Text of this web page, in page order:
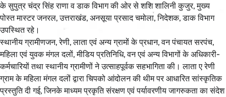
के सुपुत्र चंद्र सिंह राणा व डाक विभाग की ओर से शशि शालिनी कुजुर, मुख्य
पोस्त मास्टर जनरल, उत्तराखंड, अनसूया प्रसाद चमोला, निदेशक, डाक विभाग
उपस्थित रहे।
स्थानीय ग्रामीणजन, रेणी, लाता एवं अन्य ग्रामों के प्रधान, वन पंचायत सरपंच,
महिला एवं युवक मंगल दलों, मीडिय प्रतिनिधि, वन एवं अन्य विभागों के अधिकारी-
कर्मचारियों तथा स्थानीय ग्रामीणों ने उत्साहपूर्वक सहभागिता की। लाता ए रेणी
ग्राम के महिला मंगल दलों द्वारा चिपको आंदोलन की थीम पर आधारित सांस्कृतिक
प्रस्तुति दी गई, जिनके माध्यम प्रकृति संरक्षण एवं पर्यावरणीय जागरुकता का संदेश